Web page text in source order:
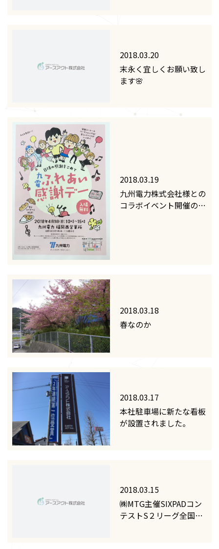
2018.03.20
末永く宜しくお願い致し
ます🌸
2018.03.19
九州電力株式会社様との
コラボイベント開催のお
2018.03.18
春なのか
2018.03.17
本社駐車場に新たな看板
が設置されました。
2018.03.15
㈱MTG主催SIXPADコン
テストS２リーグ全国１